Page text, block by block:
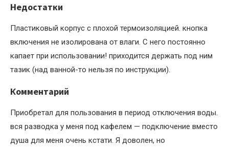
Недостатки
Пластиковый корпус с плохой термоизоляцией. кнопка
включения не изолирована от влаги. С него постоянно
капает при использовании! приходится держать под ним
тазик (над ванной-то нельзя по инструкции).
Комментарий
Приобретал для пользования в период отключения воды.
вся разводка у меня под кафелем — подключение вместо
душа для меня очень кстати. Я доволен, но